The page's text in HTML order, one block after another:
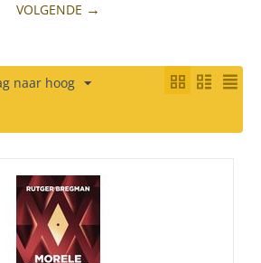
VOLGENDE
naar hoog